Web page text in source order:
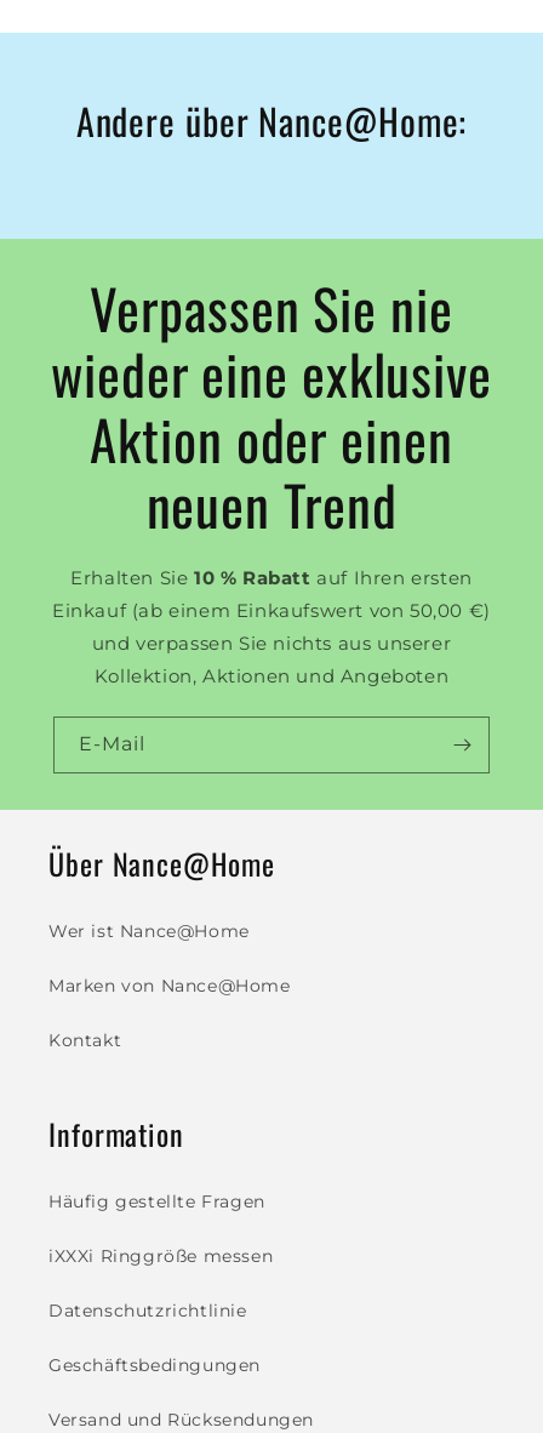
Andere über Nance@Home:
Verpassen Sie nie
wieder eine exklusive
Aktion oder einen
neuen Trend
Erhalten Sie 10 % Rabatt auf Ihren ersten
Einkauf (ab einem Einkaufswert von 50,00 €)
und verpassen Sie nichts aus unserer
Kollektion, Aktionen und Angeboten
E-Mail
Über Nance@Home
Wer ist Nance@Home
Marken von Nance@Home
Kontakt
Information
Häufig gestellte Fragen
iXXXi Ringgröße messen
Datenschutzrichtlinie
Geschäftsbedingungen
Versand und Rücksendungen